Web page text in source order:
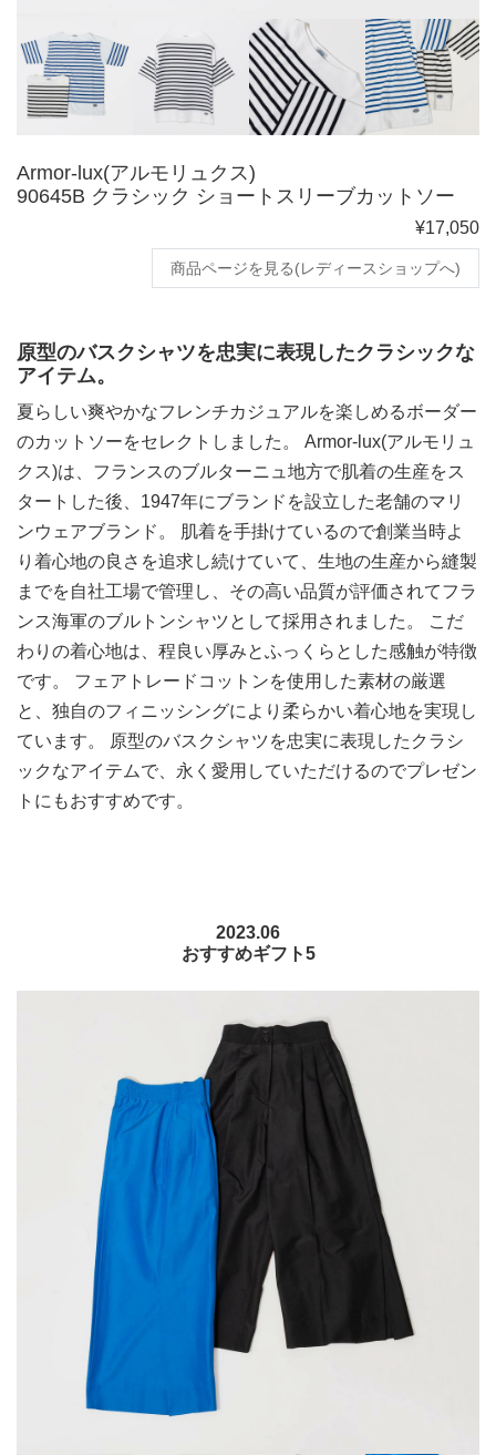
Armor-lux(アルモリュクス)
90645B クラシック ショートスリーブカットソー
¥17,050
商品ページを見る(レディースショップへ)
原型のバスクシャツを忠実に表現したクラシックな
アイテム。
夏らしい爽やかなフレンチカジュアルを楽しめるボーダー
のカットソーをセレクトしました。 Armor-lux(アルモリュ
クス)は、フランスのブルターニュ地方で肌着の生産をス
タートした後、1947年にブランドを設立した老舗のマリ
ンウェアブランド。 肌着を手掛けているので創業当時よ
り着心地の良さを追求し続けていて、生地の生産から縫製
までを自社工場で管理し、その高い品質が評価されてフラ
ンス海軍のブルトンシャツとして採用されました。 こだ
わりの着心地は、程良い厚みとふっくらとした感触が特徴
です。 フェアトレードコットンを使用した素材の厳選
と、独自のフィニッシングにより柔らかい着心地を実現し
ています。 原型のバスクシャツを忠実に表現したクラシ
ックなアイテムで、永く愛用していただけるのでプレゼン
トにもおすすめです。
2023.06
おすすめギフト5